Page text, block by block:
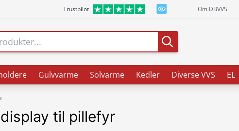
Trustpilot Om DBVVS
Gulvvarme Solvarme Kedler Diverse VVS EL
til pillefyr